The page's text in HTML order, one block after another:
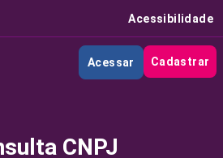
Acessibilidade
Acessar Cadastrar
CNPJ